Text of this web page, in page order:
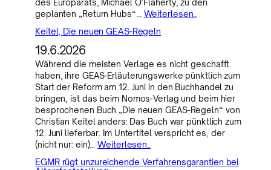
des Europarats, Michael O’Flaherty, zu den
geplanten „Return Hubs“… Weiterlesen..
Keitel, Die neuen GEAS-Regeln
19.6.2026
Während die meisten Verlage es nicht geschafft
haben, ihre GEAS-Erläuterungswerke pünktlich zum
Start der Reform am 12. Juni in den Buchhandel zu
bringen, ist das beim Nomos-Verlag und beim hier
besprochenen Buch „Die neuen GEAS-Regeln“ von
Christian Keitel anders: Das Buch war pünktlich zum
12. Juni lieferbar. Im Untertitel verspricht es, der
(nicht nur: ein)…Weiterlesen..
EGMR rügt unzureichende Verfahrensgarantien bei